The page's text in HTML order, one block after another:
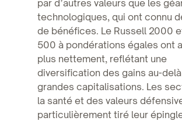
par d’autres valeurs que les
technologiques, qui ont connu
de bénéfices. Le Russell 2000
500 à pondérations égales ont
plus nettement, reflétant une
diversification des gains au-
grandes capitalisations. Les
la santé et des valeurs
particulièrement tiré leur